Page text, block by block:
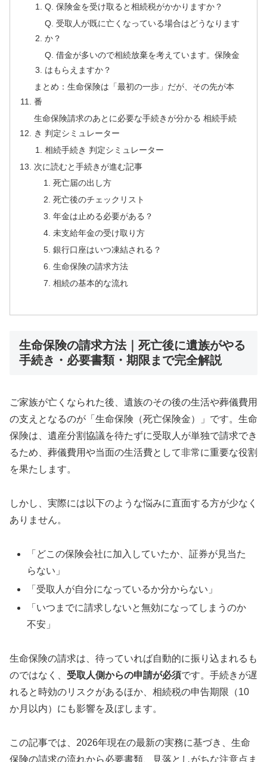
Q. 保険金を受け取ると相続税がかかりますか？
Q. 受取人が既に亡くなっている場合はどうなります
か？
Q. 借金が多いので相続放棄を考えています。保険金
はもらえますか？
まとめ：生命保険は「最初の一歩」だが、その先が本
番
生命保険請求のあとに必要な手続きが分かる 相続手続
き 判定シミュレーター
相続手続き 判定シミュレーター
次に読むと手続きが進む記事
死亡届の出し方
死亡後のチェックリスト
年金は止める必要がある？
未支給年金の受け取り方
銀行口座はいつ凍結される？
生命保険の請求方法
相続の基本的な流れ
生命保険の請求方法｜死亡後に遺族がやる
手続き・必要書類・期限まで完全解説
ご家族が亡くなられた後、遺族のその後の生活や葬儀費用
の支えとなるのが「生命保険（死亡保険金）」です。生命
保険は、遺産分割協議を待たずに受取人が単独で請求でき
るため、葬儀費用や当面の生活費として非常に重要な役割
を果たします。
しかし、実際には以下のような悩みに直面する方が少なく
ありません。
「どこの保険会社に加入していたか、証券が見当た
らない」
「受取人が自分になっているか分からない」
「いつまでに請求しないと無効になってしまうのか
不安」
生命保険の請求は、待っていれば自動的に振り込まれるも
のではなく、 受取人側からの申請が必須です。手続きが遅
れると時効のリスクがあるほか、相続税の申告期限（10
か月以内）にも影響を及ぼします。
この記事では、2026年現在の最新の実務に基づき、生命
保険の請求の流れから必要書類、見落としがちな注意点ま